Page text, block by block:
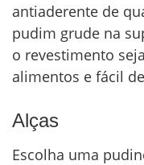
antiaderente de
pudim grude na
o revestimento
alimentos e fácil
Alças
Escolha uma